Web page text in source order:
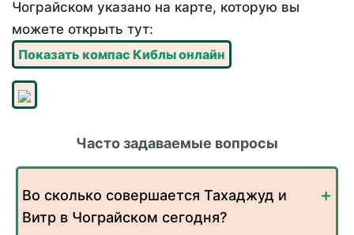
Чограйском указано на карте, которую вы
можете открыть тут:
Показать компас Киблы онлайн
Часто задаваемые вопросы
Во сколько совершается Тахаджуд и
Витр в Чограйском сегодня?